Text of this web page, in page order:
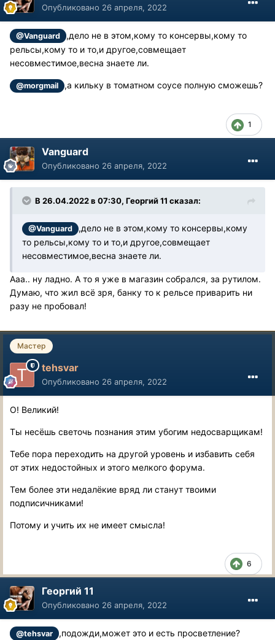
Опубликовано 26 апреля, 2022
@Vanguard
,дело не в этом,кому то консервы,кому то
рельсы,кому то и то,и другое,совмещает
несовместимое,весна знаете ли.
@morgmail ,а кильку в томатном соусе полную сможешь?
1
Vanguard
Опубликовано 26 апреля, 2022
В 26.04.2022 в 07:30, Георгий 11 сказал:
@Vanguard
,дело не в этом,кому то консервы,кому
то рельсы,кому то и то,и другое,совмещает
несовместимое,весна знаете ли.
Ааа.. ну ладно. А то я уже в магазин собрался, за рутилом.
Думаю, что жил всё зря, банку то к рельсе приварить ни
разу не пробовал!
Мастер
tehsvar
Опубликовано 26 апреля, 2022
О! Великий!
Ты несёшь светочь познания этим убогим недосварщикам!
Тебе пора переходить на другой уровень и избавить себя
от этих недостойных и этого мелкого форума.
Тем более эти недалёкие вряд ли станут твоими
подписичниками!
Потому и учить их не имеет смысла!
6
Георгий 11
Опубликовано 26 апреля, 2022
@tehsvar ,подожди,может это и есть просветление?